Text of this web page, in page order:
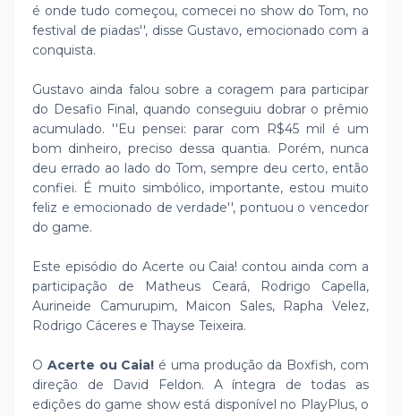
é onde tudo começou, comecei no show do Tom, no
festival de piadas'', disse Gustavo, emocionado com a
conquista.
Gustavo ainda falou sobre a coragem para participar
do Desafio Final, quando conseguiu dobrar o prêmio
acumulado. ''Eu pensei: parar com R$45 mil é um
bom dinheiro, preciso dessa quantia. Porém, nunca
deu errado ao lado do Tom, sempre deu certo, então
confiei. É muito simbólico, importante, estou muito
feliz e emocionado de verdade'', pontuou o vencedor
do game.
Este episódio do Acerte ou Caia! contou ainda com a
participação de Matheus Ceará, Rodrigo Capella,
Aurineide Camurupim, Maicon Sales, Rapha Velez,
Rodrigo Cáceres e Thayse Teixeira.
O Acerte ou Caia! é uma produção da Boxfish, com
direção de David Feldon. A íntegra de todas as
edições do game show está disponível no PlayPlus, o